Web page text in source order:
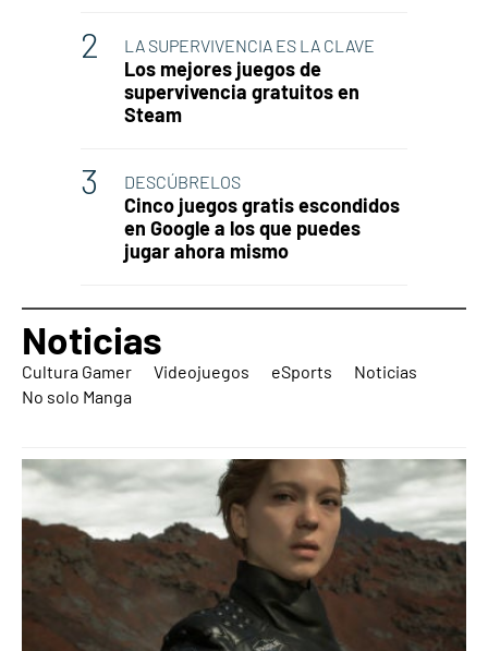
LA SUPERVIVENCIA ES LA CLAVE
Los mejores juegos de
supervivencia gratuitos en
Steam
DESCÚBRELOS
Cinco juegos gratis escondidos
en Google a los que puedes
jugar ahora mismo
Noticias
Cultura Gamer Videojuegos eSports
Noticias
No solo Manga